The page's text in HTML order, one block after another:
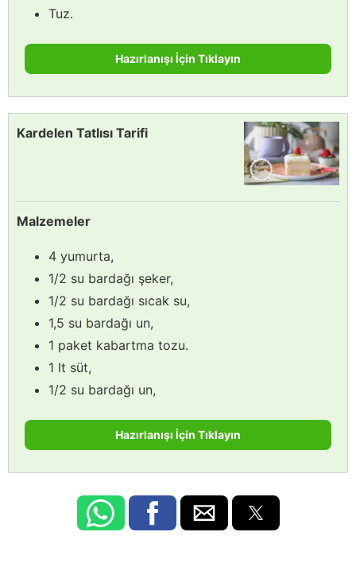
Tuz.
Hazırlanışı İçin Tıklayın
Kardelen Tatlısı Tarifi
Malzemeler
4 yumurta,
1/2 su bardağı şeker,
1/2 su bardağı sıcak su,
1,5 su bardağı un,
1 paket kabartma tozu.
1 lt süt,
1/2 su bardağı un,
Hazırlanışı İçin Tıklayın